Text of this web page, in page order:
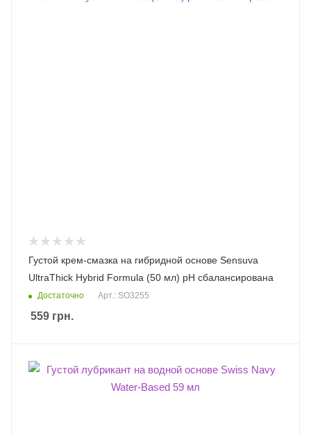
Густой крем-смазка на гибридной основе Sensuva
UltraThick Hybrid Formula (50 мл) рН сбалансирована
Достаточно Арт.: SO3255
559 грн.